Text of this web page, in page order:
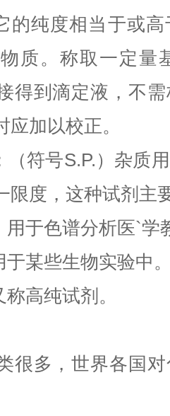
的纯度相当于或
质。称取一定量
得到滴定液，不
加以校正。
（符号S.P.）杂质
限度，这种试剂主
用于色谱分析医`学
于某些生物实验中
高纯试剂。
很多，世界各国